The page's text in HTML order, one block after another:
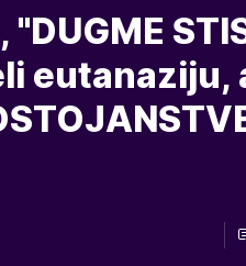
"DUGME
eutanaziju,